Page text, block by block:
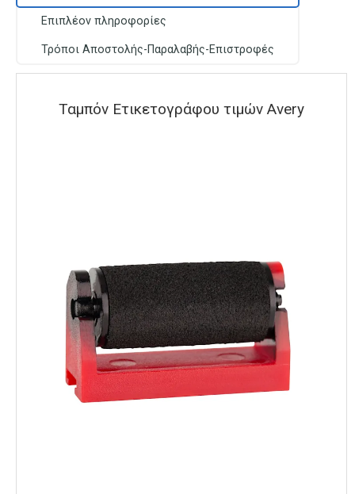
Επιπλέον πληροφορίες
Τρόποι Αποστολής-Παραλαβής-Επιστροφές
Ταμπόν Ετικετογράφου τιμών Avery